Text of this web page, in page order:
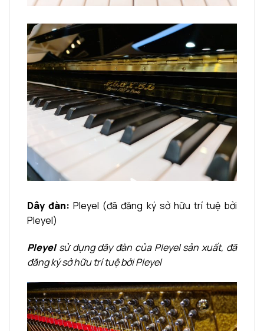
Dây đàn:Pleyel (đã đăng ký sở hữu trí tuệ bởi
Pleyel)
Pleyelsử dụng dây đàn của Pleyel sản xuất, đã
đăng ký sở hữu trí tuệ bởi Pleyel